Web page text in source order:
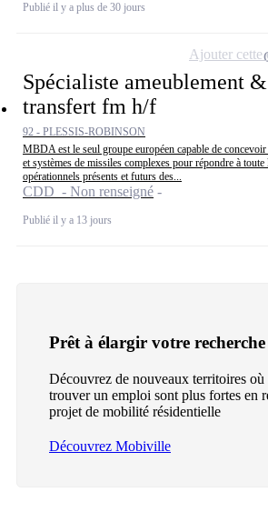
Publié il y a plus de 30 jours
Spécialiste ameublement &
transfert fm h/f
92 - PLESSIS-ROBINSON
MBDA est le seul groupe européen capable de
et systèmes de missiles complexes pour répondre à toute
opérationnels présents et futurs des...
CDD - Non renseigné
Publié il y a 13 jours
Ajouter cette
Prêt à élargir votre recherche
Découvrez de nouveaux territoires où
trouver un emploi sont plus fortes en
projet de mobilité résidentielle
Découvrez Mobiville